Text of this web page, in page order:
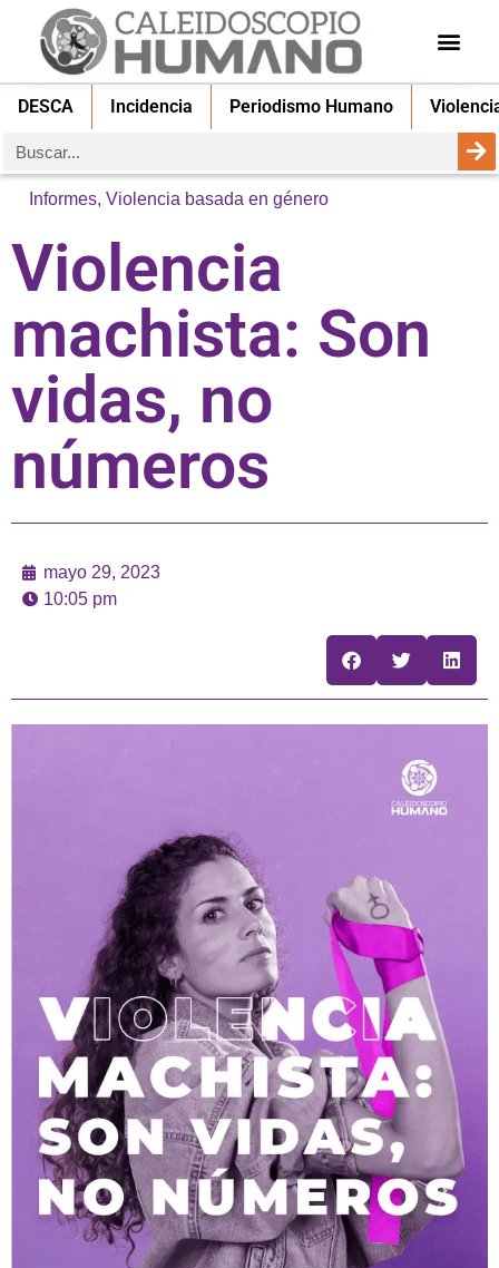
DESCA Incidencia Periodismo Humano
Informes, Violencia basada en género
Violencia
machista: Son
vidas, no
números
mayo 29, 2023
10:05 pm